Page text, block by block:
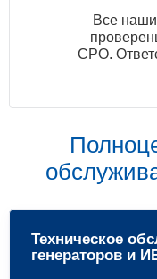
Все
СРО.
Техническое
генераторов и